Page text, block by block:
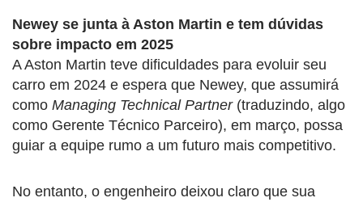
Newey se junta à Aston Martin e tem dúvidas
sobre impacto em 2025
A Aston Martin teve dificuldades para evoluir seu
carro em 2024 e espera que Newey, que assumirá
como Managing Technical Partner(traduzindo, algo
como Gerente Técnico Parceiro), em março, possa
guiar a equipe rumo a um futuro mais competitivo.
No entanto, o engenheiro deixou claro que sua